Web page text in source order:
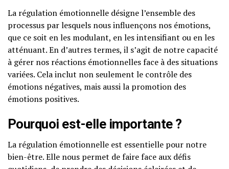
La régulation émotionnelle désigne l’ensemble des
processus par lesquels nous influençons nos émotions,
que ce soit en les modulant, en les intensifiant ou en les
atténuant. En d’autres termes, il s’agit de notre capacité
à gérer nos réactions émotionnelles face à des situations
variées. Cela inclut non seulement le contrôle des
émotions négatives, mais aussi la promotion des
émotions positives.
Pourquoi est-elle importante ?
La régulation émotionnelle est essentielle pour notre
bien-être. Elle nous permet de faire face aux défis